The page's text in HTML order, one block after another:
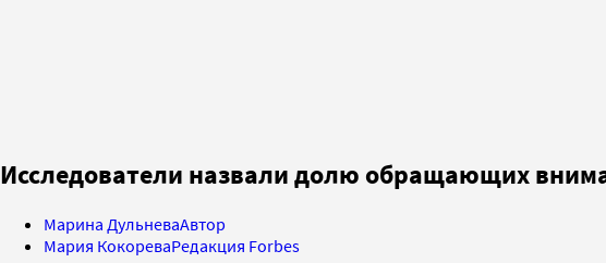
Исследователи назвали долю обращающих
Марина ДульневаАвтор
Мария КокореваРедакция Forbes